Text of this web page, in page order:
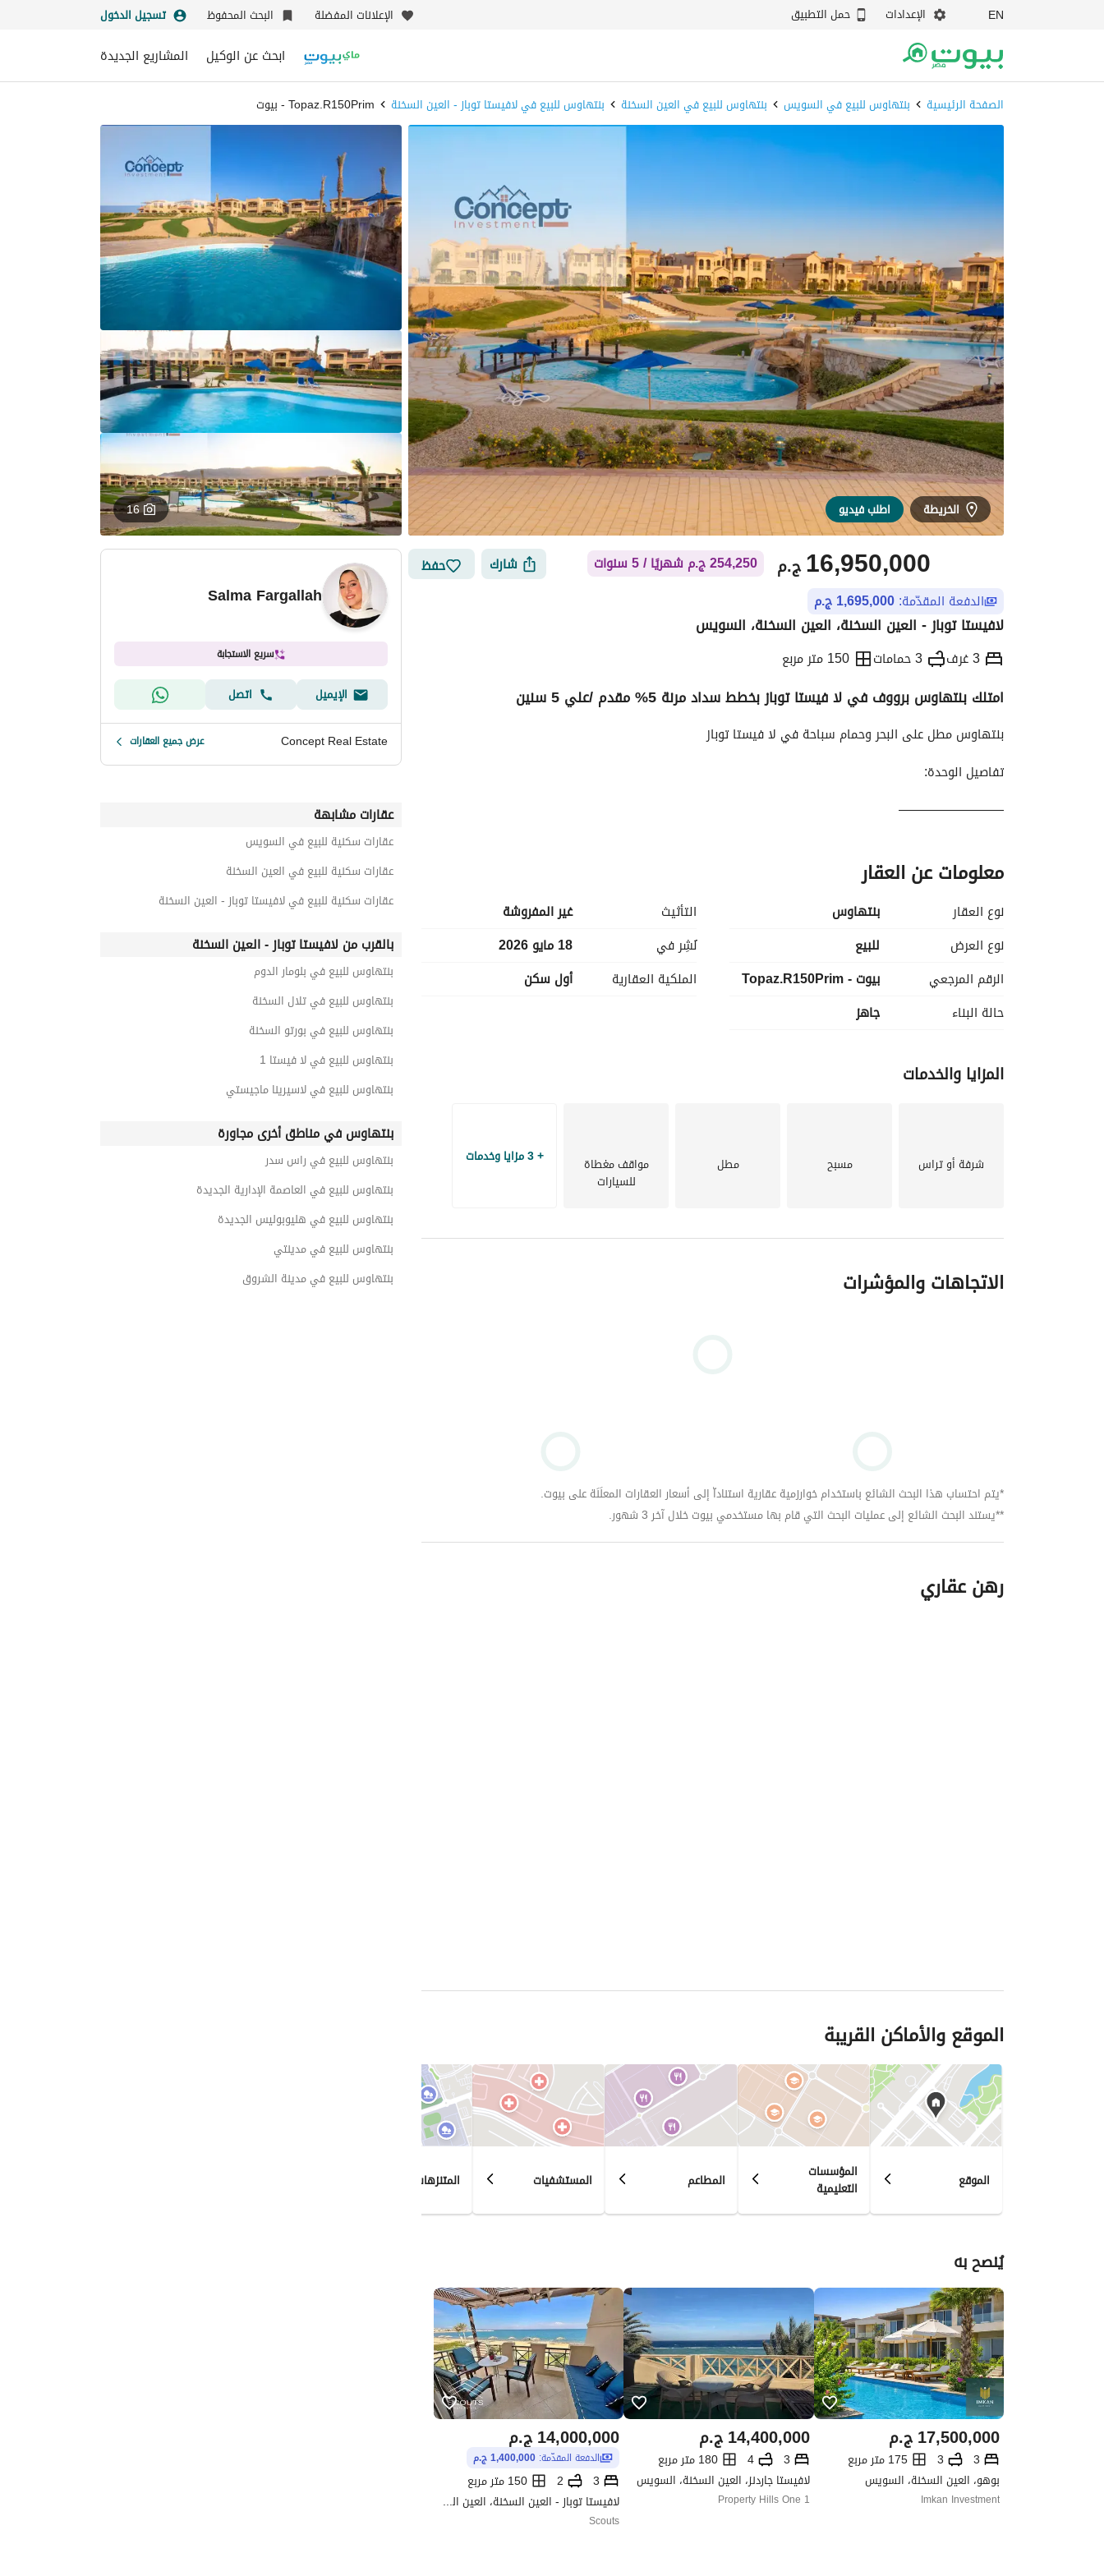
EN الإعدادات حمل التطبيق الإعلانات المفضلة البحث المحفوظ تسجيل الدخول
ابحث عن الوكيل المشاريع الجديدة
الصفحة الرئيسية بنتهاوس للبيع في السويس بنتهاوس للبيع في العين السخنة بنتهاوس للبيع في لافيستا توباز - العين السخنة Topaz.R150Prim - بيوت
الخريطة اطلب فيديو 16
ج.م16,950,000 254,250 ج.م شهريًا / 5 سنوات شارك حفظ
الدفعة المقدّمة: 1,695,000 ج.م
لافيستا توباز - العين السخنة، العين السخنة، السويس
3 غرف 3 حمامات 150 متر مربع
الاتجاهات والمؤشرات الموقع والأماكن القريبة
امتلك بنتهاوس برووف في لا فيستا توباز بخطط سداد مرنة 5% مقدم /علي 5 سنين
بنتهاوس مطل على البحر وحمام سباحة في لا فيستا توباز
تفاصيل الوحدة:
————————
المساحة المبنية: 150 متر مربع
رووف: 40 متر مربع
غرف النوم: 3
خطة الدفع:
معلومات عن العقار
نوع العقار
بنتهاوس
نوع العرض
للبيع
الرقم المرجعي
بيوت - Topaz.R150Prim
حالة البناء
جاهز
التأثيث
غير المفروشة
نُشِر في
18 مايو 2026
الملكية العقارية
أول سكن
المزايا والخدمات
شرفة أو تراس مسبح مطل مواقف مغطاة
للسيارات
+ 3 مزايا وخدمات
الاتجاهات والمؤشرات
*يتم احتساب هذا البحث الشائع باستخدام خوارزمية عقارية استناداّ إلى أسعار العقارات المعلَنَة على بيوت.
**يستند البحث الشائع إلى عمليات البحث التي قام بها مستخدمي بيوت خلال آخر 3 شهور.
رهن عقاري
الموقع والأماكن القريبة
الموقع المؤسسات
التعليمية المطاعم المستشفيات المتنزهات
يُنصح به
ج.م17,500,000
3
3
175 متر مربع
بوهو، العين السخنة، السويس
Imkan Investment
ج.م14,400,000
3
4
180 متر مربع
لافيستا جاردنز، العين السخنة، السويس
Property Hills One 1
ج.م14,000,000
الدفعة المقدّمة: 1,400,000 ج.م
3
2
150 متر مربع
لافيستا توباز - العين السخنة، العين السخنة، السويس
Scouts
Salma Fargallah
سريع الاستجابة
الإيميل اتصل
Concept Real Estate عرض جميع العقارات
عقارات مشابهة
عقارات سكنية للبيع في السويس
عقارات سكنية للبيع في العين السخنة
عقارات سكنية للبيع في لافيستا توباز - العين السخنة
بالقرب من لافيستا توباز - العين السخنة
بنتهاوس للبيع في بلومار الدوم
بنتهاوس للبيع في تلال السخنة
بنتهاوس للبيع في بورتو السخنة
بنتهاوس للبيع في لا فيستا 1
بنتهاوس للبيع في لاسيرينا ماجيستي
بنتهاوس في مناطق أخرى مجاورة
بنتهاوس للبيع في راس سدر
بنتهاوس للبيع في العاصمة الإدارية الجديدة
بنتهاوس للبيع في هليوبوليس الجديدة
بنتهاوس للبيع في مدينتي
بنتهاوس للبيع في مدينة الشروق